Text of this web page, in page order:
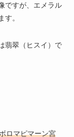
ですが、エメラル
す。
翡翠（ヒスイ）で
ロマピマーン宮